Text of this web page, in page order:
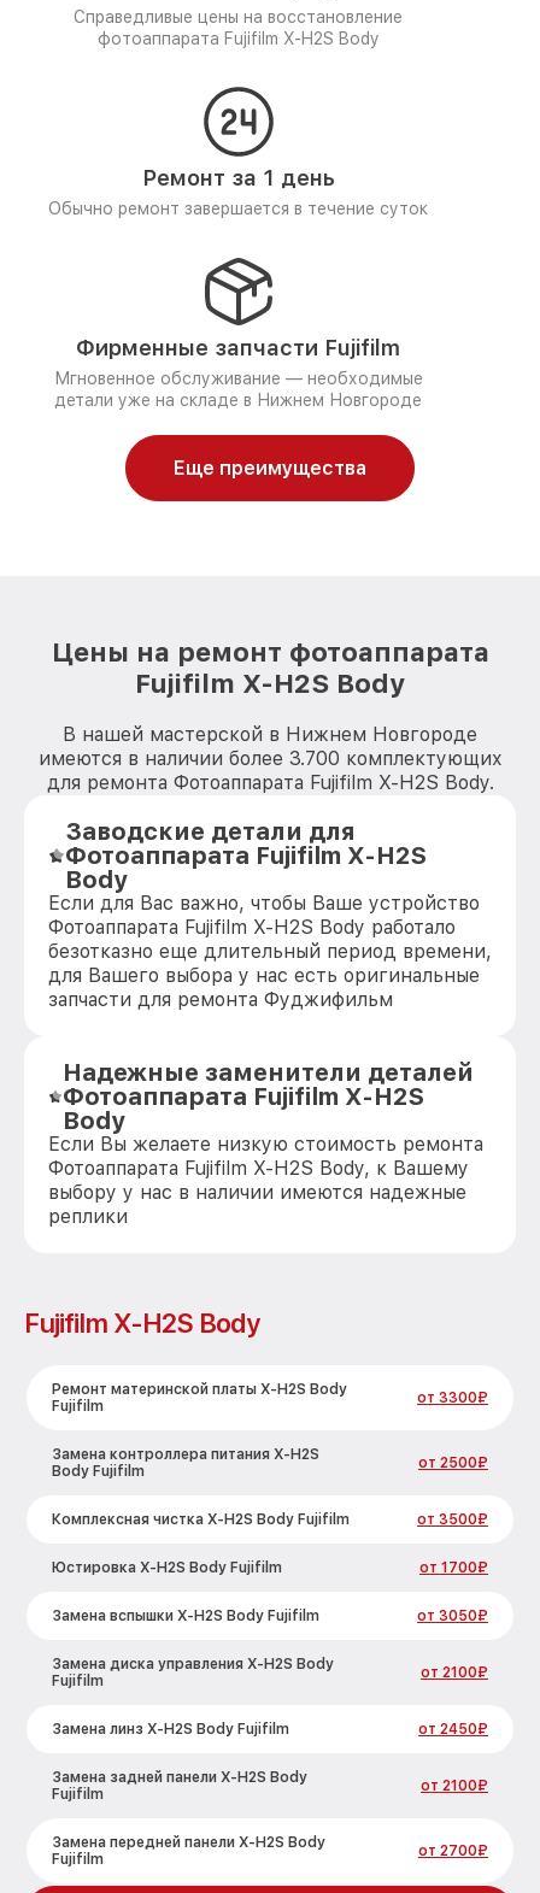
Справедливые цены на восстановление
фотоаппарата Fujifilm X-H2S Body
Ремонт за 1 день
Обычно ремонт завершается в течение суток
Фирменные запчасти Fujifilm
Мгновенное обслуживание — необходимые
детали уже на складе в Нижнем Новгороде
Еще преимущества
Цены на ремонт фотоаппарата
Fujifilm X-H2S Body
В нашей мастерской в Нижнем Новгороде
имеются в наличии более 3.700 комплектующих
для ремонта Фотоаппарата Fujifilm X-H2S Body.
Заводские детали для
Фотоаппарата Fujifilm X-H2S
Body
Если для Вас важно, чтобы Ваше устройство
Фотоаппарата Fujifilm X-H2S Body работало
безотказно еще длительный период времени,
для Вашего выбора у нас есть оригинальные
запчасти для ремонта Фуджифильм
Надежные заменители деталей
Фотоаппарата Fujifilm X-H2S
Body
Если Вы желаете низкую стоимость ремонта
Фотоаппарата Fujifilm X-H2S Body, к Вашему
выбору у нас в наличии имеются надежные
реплики
Fujifilm X-H2S Body
Ремонт материнской платы X-H2S Body
Fujifilm
от 3300₽
Замена контроллера питания X-H2S
Body Fujifilm
от 2500₽
Комплексная чистка X-H2S Body Fujifilm от 3500₽
Юстировка X-H2S Body Fujifilm от 1700₽
Замена вспышки X-H2S Body Fujifilm от 3050₽
Замена диска управления X-H2S Body
Fujifilm
от 2100₽
Замена линз X-H2S Body Fujifilm от 2450₽
Замена задней панели X-H2S Body
Fujifilm
от 2100₽
Замена передней панели X-H2S Body
Fujifilm
от 2700₽